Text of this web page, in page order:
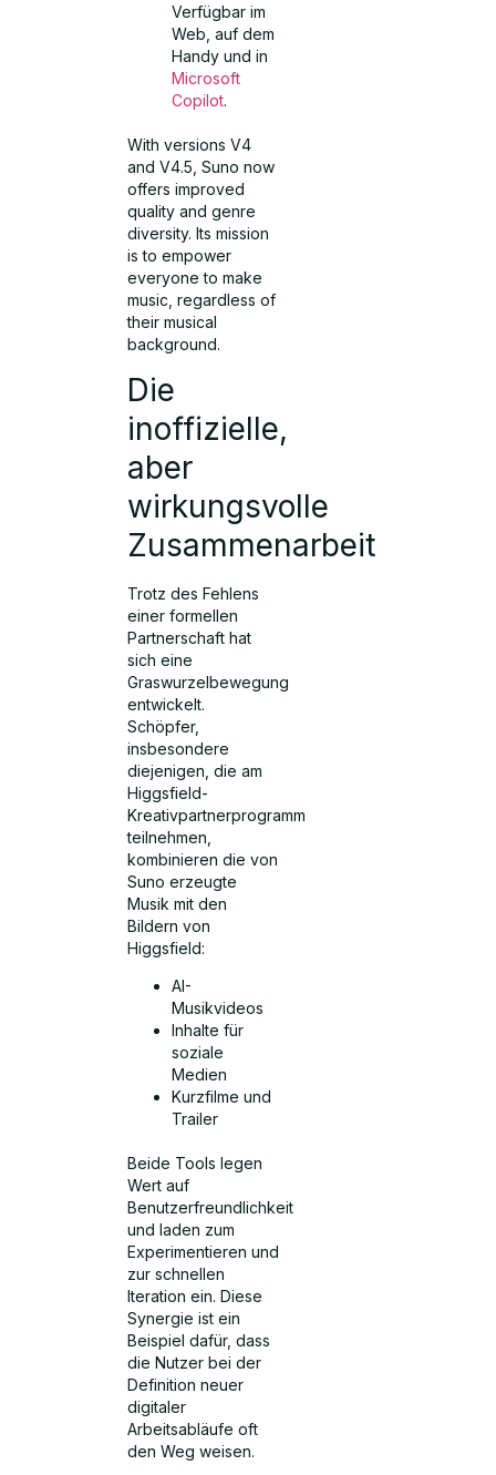
Verfügbar im
Web, auf dem
Handy und in
Microsoft
Copilot.
With versions V4
and V4.5, Suno now
offers improved
quality and genre
diversity. Its mission
is to empower
everyone to make
music, regardless of
their musical
background.
Die
inoffizielle,
aber
wirkungsvolle
Zusammenarbeit
Trotz des Fehlens
einer formellen
Partnerschaft hat
sich eine
Graswurzelbewegung
entwickelt.
Schöpfer,
insbesondere
diejenigen, die am
Higgsfield-
Kreativpartnerprogramm
teilnehmen,
kombinieren die von
Suno erzeugte
Musik mit den
Bildern von
Higgsfield:
AI-
Musikvideos
Inhalte für
soziale
Medien
Kurzfilme und
Trailer
Beide Tools legen
Wert auf
Benutzerfreundlichkeit
und laden zum
Experimentieren und
zur schnellen
Iteration ein. Diese
Synergie ist ein
Beispiel dafür, dass
die Nutzer bei der
Definition neuer
digitaler
Arbeitsabläufe oft
den Weg weisen.